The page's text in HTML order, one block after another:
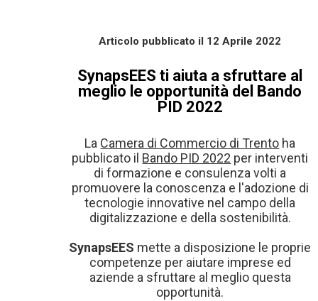
Articolo pubblicato il 12 Aprile 2022
SynapsEES ti aiuta a sfruttare al
meglio le opportunità del Bando
PID 2022
La Camera di Commercio di Trento ha
pubblicato il Bando PID 2022 per interventi
di formazione e consulenza volti a
promuovere la conoscenza e l'adozione di
tecnologie innovative nel campo della
digitalizzazione e della sostenibilità.
SynapsEES mette a disposizione le proprie
competenze per aiutare imprese ed
aziende a sfruttare al meglio questa
opportunità.